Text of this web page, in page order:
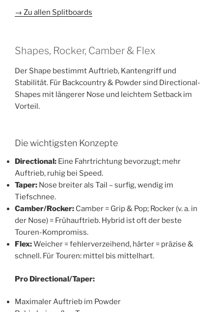
→ Zu allen Splitboards
Shapes, Rocker, Camber & Flex
Der Shape bestimmt Auftrieb, Kantengriff und
Stabilität. Für Backcountry & Powder sind Directional-
Shapes mit längerer Nose und leichtem Setback im
Vorteil.
Die wichtigsten Konzepte
Directional: Eine Fahrtrichtung bevorzugt; mehr
Auftrieb, ruhig bei Speed.
Taper: Nose breiter als Tail – surfig, wendig im
Tiefschnee.
Camber/Rocker: Camber = Grip & Pop; Rocker (v. a. in
der Nose) = Frühauftrieb. Hybrid ist oft der beste
Touren-Kompromiss.
Flex:Weicher = fehlerverzeihend, härter = präzise &
schnell. Für Touren: mittel bis mittelhart.
Pro Directional/Taper:
Maximaler Auftrieb im Powder